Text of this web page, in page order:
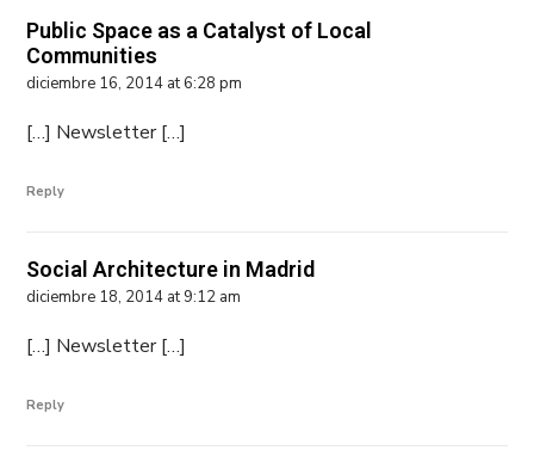
Public Space as a Catalyst of Local
Communities
diciembre 16, 2014 at 6:28 pm
[…] Newsletter […]
Reply
Social Architecture in Madrid
diciembre 18, 2014 at 9:12 am
[…] Newsletter […]
Reply